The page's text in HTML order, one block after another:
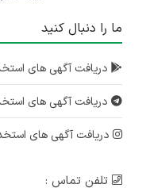
ما را دنبال کنید
دریافت آگهی های
دریافت آگهی های
دریافت آگهی های
تلفن تماس :